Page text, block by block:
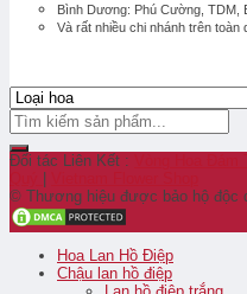
Bình Dương: Phú Cường, TDM,
Và rất nhiều chi nhánh trên toàn
Đối tác Liên Kết :
|
© Thương hiệu được bảo hộ độc
Hoa Lan Hồ Điệp
Chậu lan hồ điệp